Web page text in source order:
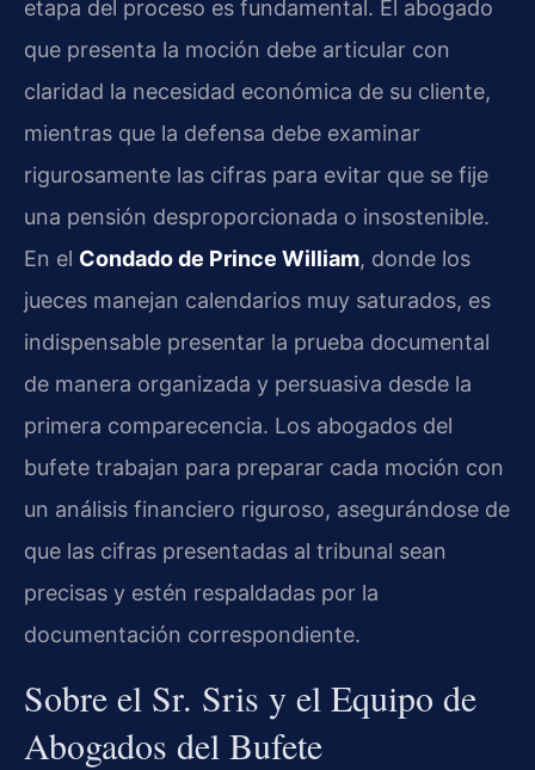
etapa del proceso es fundamental. El abogado
que presenta la moción debe articular con
claridad la necesidad económica de su cliente,
mientras que la defensa debe examinar
rigurosamente las cifras para evitar que se fije
una pensión desproporcionada o insostenible.
En el Condado de Prince William, donde los
jueces manejan calendarios muy saturados, es
indispensable presentar la prueba documental
de manera organizada y persuasiva desde la
primera comparecencia. Los abogados del
bufete trabajan para preparar cada moción con
un análisis financiero riguroso, asegurándose de
que las cifras presentadas al tribunal sean
precisas y estén respaldadas por la
documentación correspondiente.
Sobre el Sr. Sris y el Equipo de
Abogados del Bufete